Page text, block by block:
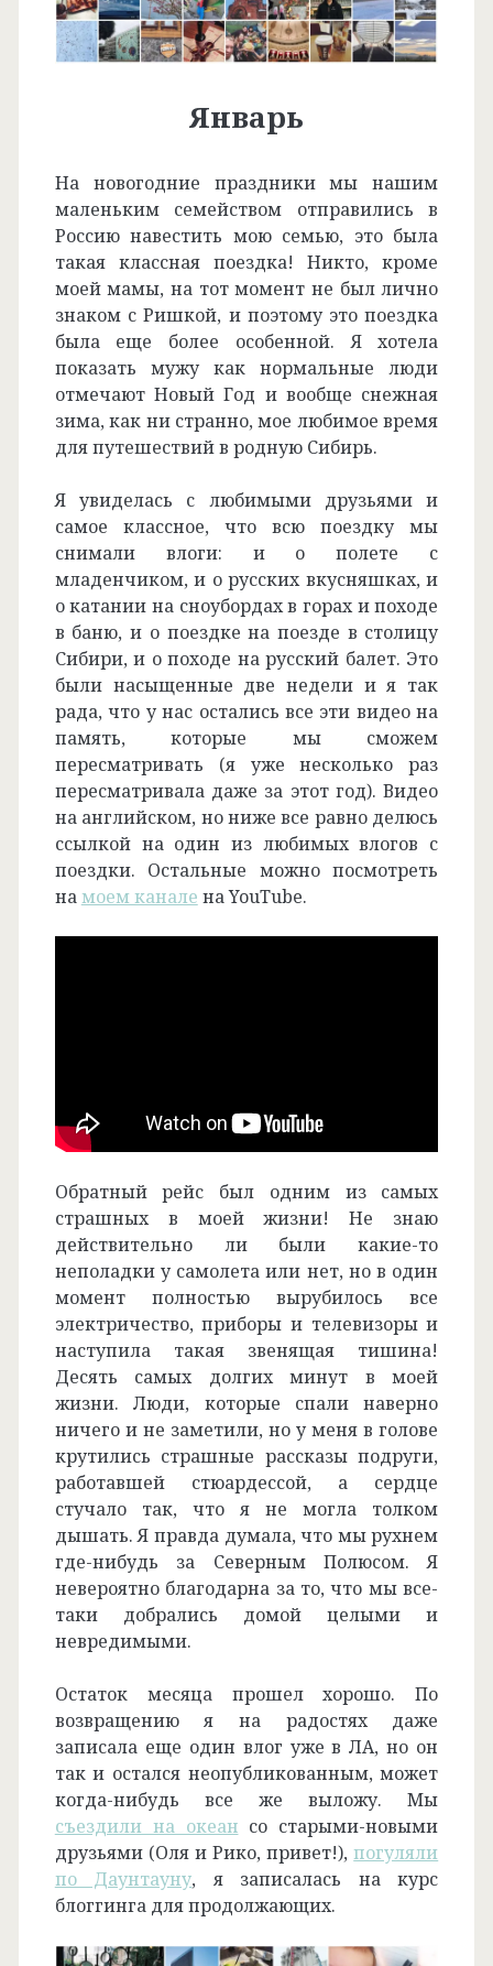
Январь
На новогодние праздники мы нашим
маленьким семейством отправились в
Россию навестить мою семью, это была
такая классная поездка! Никто, кроме
моей мамы, на тот момент не был лично
знаком с Ришкой, и поэтому это поездка
была еще более особенной. Я хотела
показать мужу как нормальные люди
отмечают Новый Год и вообще снежная
зима, как ни странно, мое любимое время
для путешествий в родную Сибирь.
Я увиделась с любимыми друзьями и
самое классное, что всю поездку мы
снимали влоги: и о полете с
младенчиком, и о русских вкусняшках, и
о катании на сноубордах в горах и походе
в баню, и о поездке на поезде в столицу
Сибири, и о походе на русский балет. Это
были насыщенные две недели и я так
рада, что у нас остались все эти видео на
память, которые мы сможем
пересматривать (я уже несколько раз
пересматривала даже за этот год). Видео
на английском, но ниже все равно делюсь
ссылкой на один из любимых влогов с
поездки. Остальные можно посмотреть
на моем канале на YouTube.
Обратный рейс был одним из самых
страшных в моей жизни! Не знаю
действительно ли были какие-то
неполадки у самолета или нет, но в один
момент полностью вырубилось все
электричество, приборы и телевизоры и
наступила такая звенящая тишина!
Десять самых долгих минут в моей
жизни. Люди, которые спали наверно
ничего и не заметили, но у меня в голове
крутились страшные рассказы подруги,
работавшей стюардессой, а сердце
стучало так, что я не могла толком
дышать. Я правда думала, что мы рухнем
где-нибудь за Северным Полюсом. Я
невероятно благодарна за то, что мы все-
таки добрались домой целыми и
невредимыми.
Остаток месяца прошел хорошо. По
возвращению я на радостях даже
записала еще один влог уже в ЛА, но он
так и остался неопубликованным, может
когда-нибудь все же выложу. Мы
съездили на океан со старыми-новыми
друзьями (Оля и Рико, привет!),погуляли
по Даунтауну, я записалась на курс
блоггинга для продолжающих.